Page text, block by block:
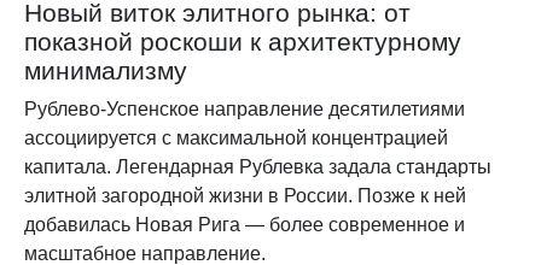
Новый виток элитного рынка: от
показной роскоши к архитектурному
минимализму
Рублево-Успенское направление десятилетиями
ассоциируется с максимальной концентрацией
капитала. Легендарная Рублевка задала стандарты
элитной загородной жизни в России. Позже к ней
добавилась Новая Рига — более современное и
масштабное направление.